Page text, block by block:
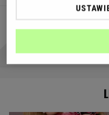
Autorzy:
JUSTYNA
PROBLEMY POLSKICH SIATKARZY